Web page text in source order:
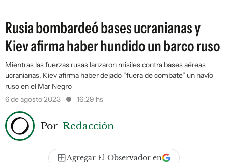
Rusia bombardeó bases ucranianas y
Kiev afirma haber hundido un barco ruso
Mientras las fuerzas rusas lanzaron misiles contra bases aéreas
ucranianas, Kiev afirma haber dejado “fuera de combate” un navío
ruso en el Mar Negro
6 de agosto 2023
16:29 hs
Por Redacción
Agregar El Observador en